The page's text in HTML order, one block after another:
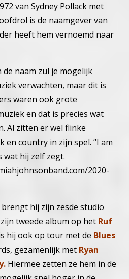
van Sydney Pollack met
is de naamgever van
heeft hem vernoemd naar
naam zul je mogelijk
verwachten, maar dit is
waren ook grote
en dat is precies wat
Al zitten er wel flinke
en country in zijn spel. “I am
wat hij zelf zegt.
2020-
brengt hij zijn zesde studio
tweede album op het Ruf
hij ook op tour met de Blues
gezamenlijk met Ryan
Hiermee zetten ze hem in de